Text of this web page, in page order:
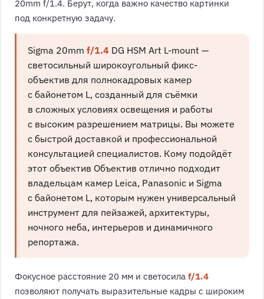
20mm f/1.4. Берут, когда важно качество картинки
под конкретную задачу.
Sigma 20mmf/1.4 DG HSM Art L-mount —
светосильный широкоугольный фикс-
объектив для полнокадровых камер
с байонетом L, созданный для съёмки
в сложных условиях освещения и работы
с высоким разрешением матрицы. Вы можете
с быстрой доставкой и профессиональной
консультацией специалистов. Кому подойдёт
этот объектив Объектив отлично подходит
владельцам камер Leica, Panasonic и Sigma
с байонетом L, которым нужен универсальный
инструмент для пейзажей, архитектуры,
ночного неба, интерьеров и динамичного
репортажа.
Фокусное расстояние 20 мм и светосила f/1.4
позволяют получать выразительные кадры с широким